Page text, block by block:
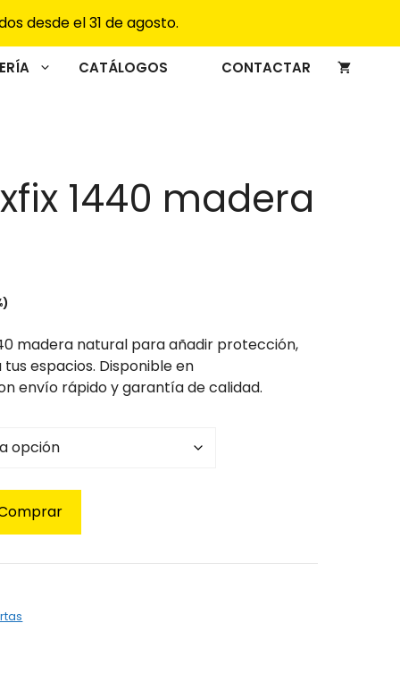
desde el 31 de agosto.
CATÁLOGOS CONTACTAR
1440 madera
madera natural para añadir protección,
espacios. Disponible en
envío rápido y garantía de calidad.
3,60€. 2,75€.